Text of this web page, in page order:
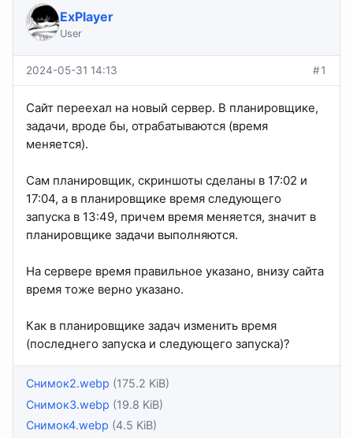
ExPlayer
User
2024-05-31 14:13 #1
Сайт переехал на новый сервер. В планировщике,
задачи, вроде бы, отрабатываются (время
меняется).
Сам планировщик, скриншоты сделаны в 17:02 и
17:04, а в планировщике время следующего
запуска в 13:49, причем время меняется, значит в
планировщике задачи выполняются.
На сервере время правильное указано, внизу сайта
время тоже верно указано.
Как в планировщике задач изменить время
(последнего запуска и следующего запуска)?
Снимок2.webp (175.2 KiB)
Снимок3.webp (19.8 KiB)
Снимок4.webp (4.5 KiB)